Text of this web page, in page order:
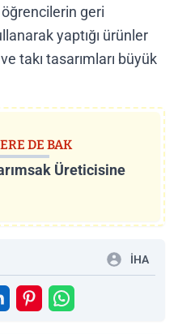
öğrencilerin geri
yaptığı ürünler
takı tasarımları büyük
DE BAK
Üreticisine
İHA